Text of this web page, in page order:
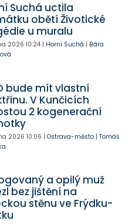
Suchá uctila
obětí Životické
u muralu
2026 10:24| Horní Suchá | Bára
bude mít vlastní
V Kunčicích
2 kogenerační
2026 10:06 | Ostrava-město| Tomáš
a opilý muž
bez jištění na
stěnu ve Frýdku-